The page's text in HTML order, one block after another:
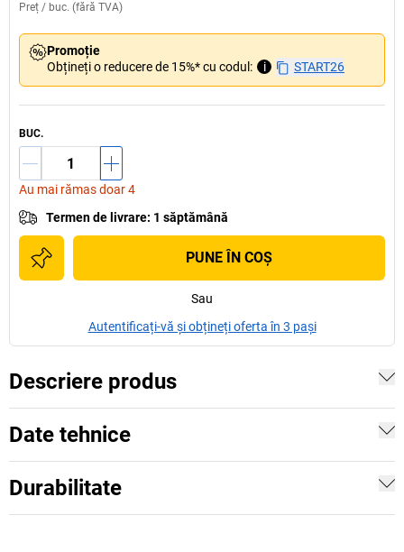
Preț / buc. (fără TVA)
Promoție
Obțineți o reducere de 15%* cu codul:
i START26
BUC.
Au mai rămas doar 4
Termen de livrare: 1 săptămână
PUNE ÎN COŞ
Sau
Autentificați-vă și obțineți oferta în 3 pași
Descriere produs
Date tehnice
Durabilitate